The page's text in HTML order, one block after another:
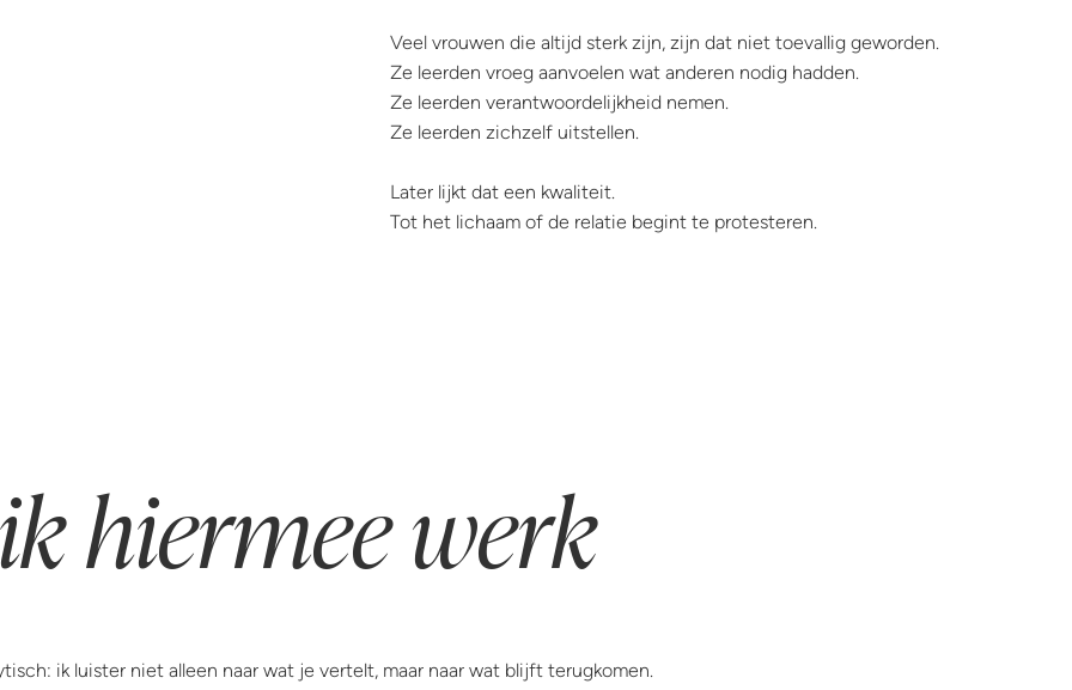
Veel vrouwen die altijd sterk zijn, zijn dat niet toevallig geworden.
Ze leerden vroeg aanvoelen wat anderen nodig hadden.
Ze leerden verantwoordelijkheid nemen.
Ze leerden zichzelf uitstellen.
Later lijkt dat een kwaliteit.
Tot het lichaam of de relatie begint te protesteren.
hiermee werk
ik luister niet alleen naar wat je vertelt, maar naar wat blijft terugkomen.